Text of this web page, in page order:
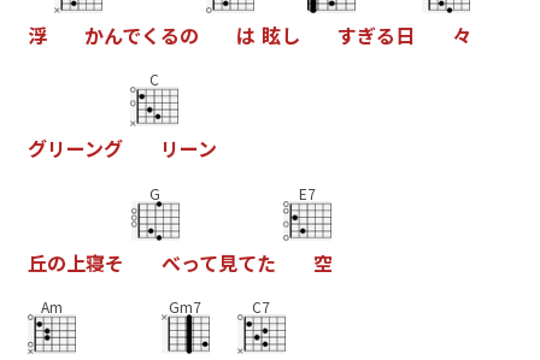
浮 かんでく るの は 眩し すぎる日 々
グリーング
C
リーン
丘の 上寝そ
G
べって見てた
E7
空
Am Gm7 C7